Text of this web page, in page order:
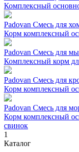
Комплексный
Padovan Смесь для
Корм комплексный
Padovan Смесь для
Комплексный корм
Padovan Смесь для
Корм комплексный
Padovan Смесь для
Корм комплексный
свинок
1
Каталог